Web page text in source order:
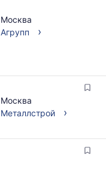
Москва
Агрупп
›
Москва
Металлстрой
›